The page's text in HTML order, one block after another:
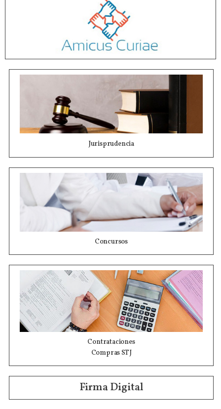
Jurisprudencia
Concursos
Contrataciones
Compras STJ
Firma Digital